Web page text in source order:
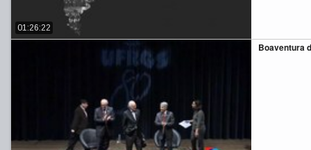
01:26:22
Boaventura